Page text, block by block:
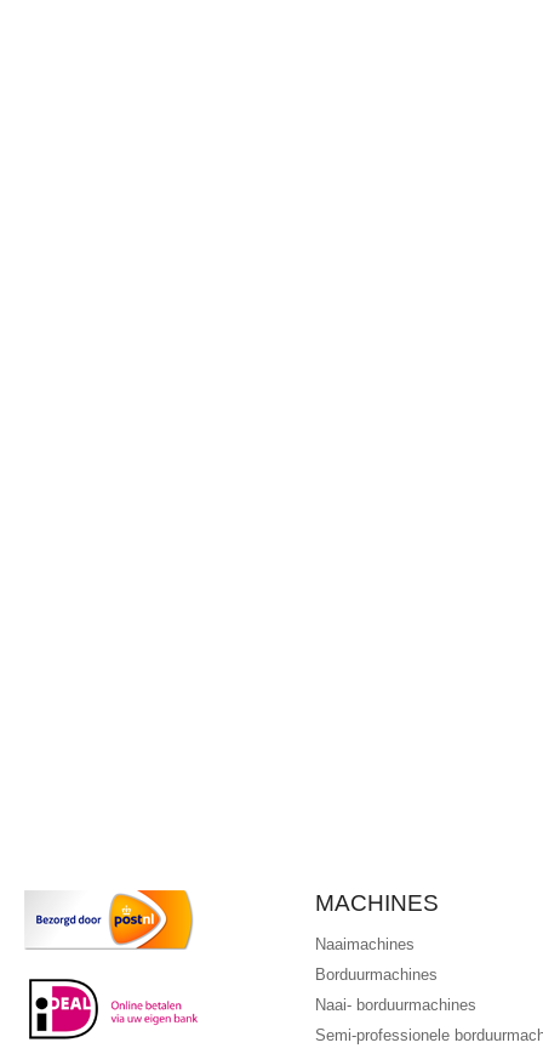
MACHINES
Naaimachines
Borduurmachines
Naai- borduurmachines
Semi-professionele